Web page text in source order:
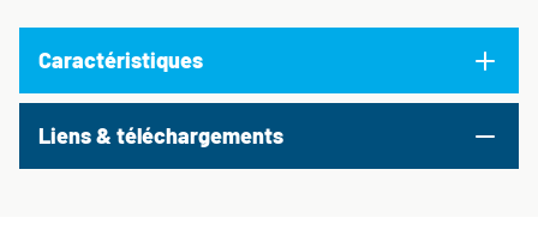
Caractéristiques
Liens & téléchargements